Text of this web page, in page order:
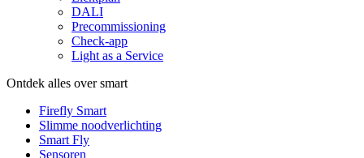
DALI
Precommissioning
Check-app
Light as a Service
Ontdek alles over smart
Firefly Smart
Slimme noodverlichting
Smart Fly
Sensoren